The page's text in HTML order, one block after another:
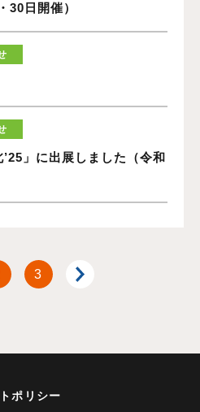
30日開催）
」に出展しました（令和
3
ポリシー